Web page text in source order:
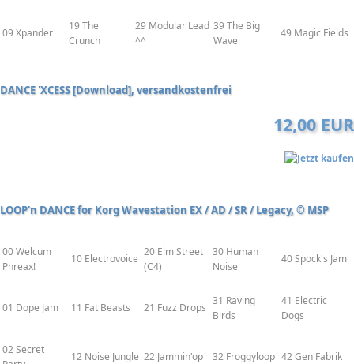
09 Xpander
19 The
Crunch
29 Modular Lead
^^
39 The Big
Wave
49 Magic Fields
DANCE 'XCESS [Download], versandkostenfrei
12,00 EUR
LOOP'n DANCE for Korg Wavestation EX / AD / SR / Legacy, © MSP
00 Welcum
Phreax!
10 Electrovoice
20 Elm Street
(C4)
30 Human
Noise
40 Spock's Jam
01 Dope Jam 11 Fat Beasts 21 Fuzz Drops
31 Raving
Birds
41 Electric
Dogs
02 Secret
12 Noise Jungle 22 Jammin'op 32 Froggyloop 42 Gen Fabrik